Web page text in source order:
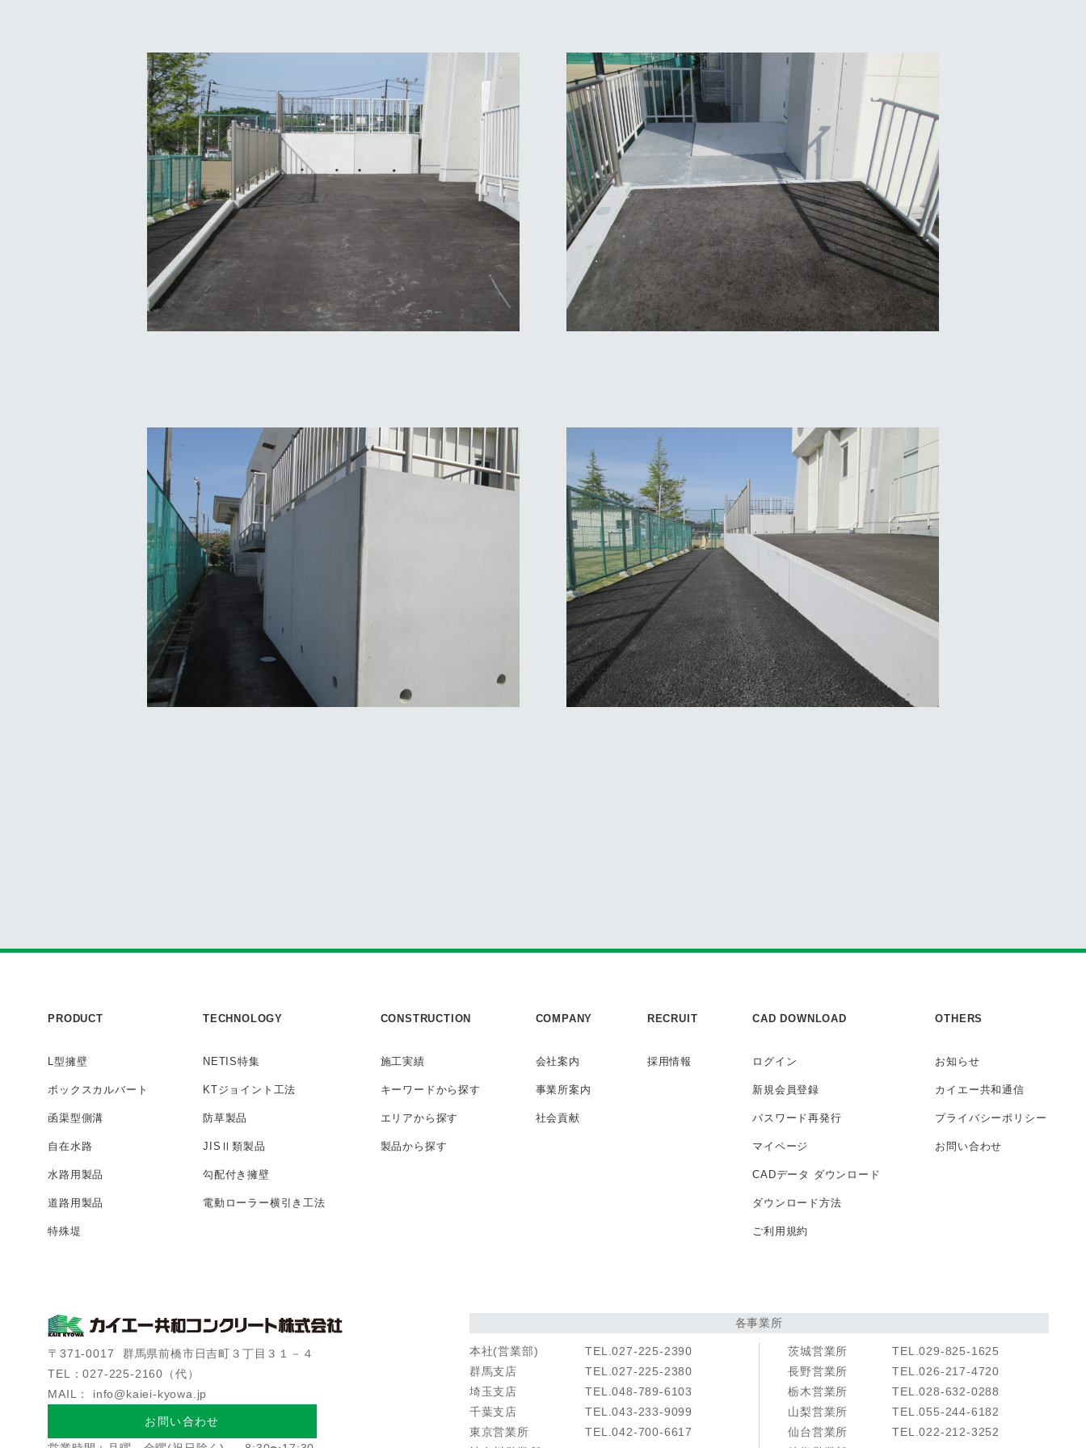
PRODUCT
L型擁壁
ボックス カルバート
函渠型側溝
自在水路
水路用製品
道路用製品
特殊堤
TECHNOLOGY
NETIS特集
KTジョイント工法
防草製品
JISⅡ類製品
勾配付き擁壁
電動ローラー横引き工法
CONSTRUCTION
施工実績
キーワードから探す
エリアから探す
製品から探す
COMPANY
会社案内
事業所案内
社会貢献
RECRUIT
採用情報
CAD DOWNLOAD
ログイン
新規会員登録
パスワード再発行
マイページ
CADデータ ダウンロード
ダウンロード方法
ご利用規約
OTHERS
お知らせ
カイエー共和通信
プライバシー ポリシー
お問い合わせ
〒371-0017
群馬県前橋市日吉町３丁目３１－４
TEL：027-225-2160（代）
MAIL： info@kaiei-kyowa.jp
お問い合わせ
各事業所
本社(営業部)
TEL.027-225-2390
群馬支店
TEL.027-225-2380
埼玉支店
TEL.048-789-6103
千葉支店
TEL.043-233-9099
東京営業所
TEL.042-700-6617
茨城営業所
TEL.029-825-1625
長野営業所
TEL.026-217-4720
栃木営業所
TEL.028-632-0288
山梨営業所
TEL.055-244-6182
仙台営業所
TEL.022-212-3252